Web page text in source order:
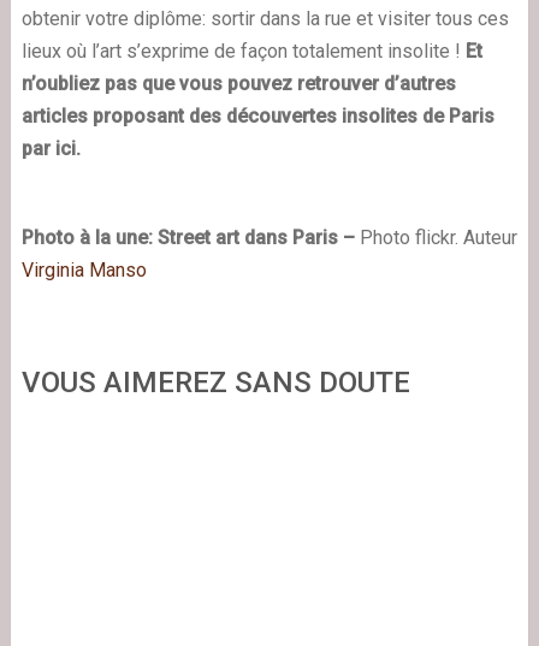
obtenir votre diplôme: sortir dans la rue et visiter tous ces
lieux où l’art s’exprime de façon totalement insolite ! Et
n’oubliez pas que vous pouvez retrouver d’autres
articles proposant des découvertes insolites de Paris
par ici.
Photo à la une: Street art dans Paris – Photo flickr. Auteur
Virginia Manso
VOUS AIMEREZ SANS DOUTE